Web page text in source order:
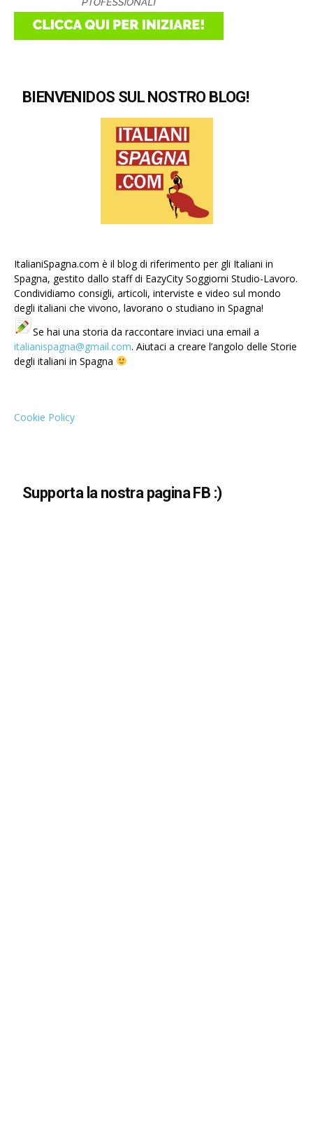
BIENVENIDOS SUL NOSTRO BLOG!
ItalianiSpagna.com è il blog di riferimento per gli Italiani in
Spagna, gestito dallo staff di EazyCity Soggiorni Studio-Lavoro.
Condividiamo consigli, articoli, interviste e video sul mondo
degli italiani che vivono, lavorano o studiano in Spagna!
Se hai una storia da raccontare inviaci una email a
italianispagna@gmail.com. Aiutaci a creare l’angolo delle Storie
degli italiani in Spagna
Cookie Policy
Supporta la nostra pagina FB :)